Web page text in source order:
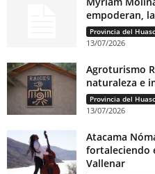
empoderan,
13/07/2026
Agroturismo
naturaleza e
13/07/2026
Atacama
fortaleciendo
Vallenar